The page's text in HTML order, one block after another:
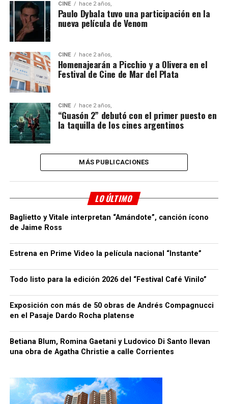
CINE hace 2 años,
Paulo Dybala tuvo una participación en la
nueva película de Venom
CINE hace 2 años,
Homenajearán a Picchio y a Olivera en el
Festival de Cine de Mar del Plata
CINE hace 2 años,
“Guasón 2” debutó con el primer puesto en
la taquilla de los cines argentinos
MÁS PUBLICACIONES
LO ÚLTIMO
Baglietto y Vitale interpretan “Amándote”, canción ícono
de Jaime Ross
Estrena en Prime Video la película nacional “Instante”
Todo listo para la edición 2026 del “Festival Café Vinilo”
Exposición con más de 50 obras de Andrés Compagnucci
en el Pasaje Dardo Rocha platense
Betiana Blum, Romina Gaetani y Ludovico Di Santo llevan
una obra de Agatha Christie a calle Corrientes